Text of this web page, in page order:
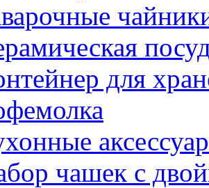
для
чашек с